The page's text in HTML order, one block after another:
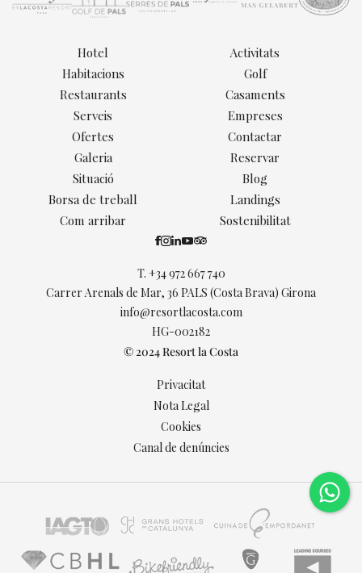
T. +34 972 667 740
Carrer Arenals de Mar, 36 PALS (Costa Brava) Girona
info@resortlacosta.com
HG-002182
Hotel
Habitacions
Restaurants
Serveis
Activitats
Golf
Casaments
Empreses
Ofertes
Galeria
Situació
Borsa de treball
Com arribar
Contactar
Reservar
Blog
Landings
Sostenibilitat
© 2024 Resort la Costa
Privacitat
Nota Legal
Cookies
Canal de denúncies